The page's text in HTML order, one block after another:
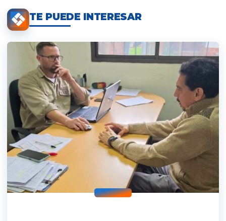
TE PUEDE INTERESAR